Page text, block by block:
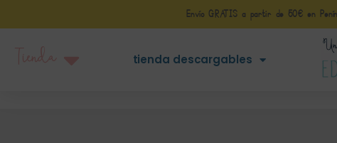
Envío GRATIS a partir de 50€ en
tienda descargables